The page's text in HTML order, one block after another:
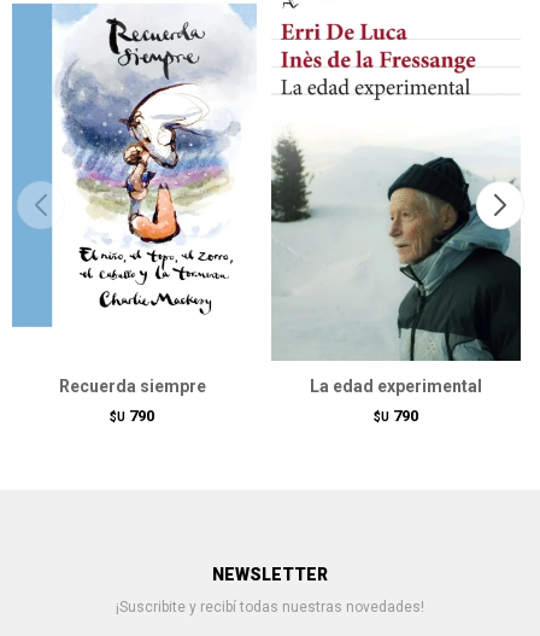
Recuerda siempre
$U 790
La edad experimental
$U 790
NEWSLETTER
¡Suscribite y recibí todas nuestras novedades!